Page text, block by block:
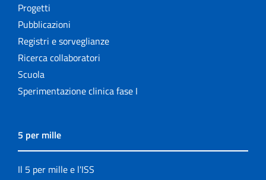
Progetti
Pubblicazioni
Registri e sorveglianze
Ricerca collaboratori
Scuola
Sperimentazione clinica fase I
5 per mille
Il 5 per mille e l'ISS